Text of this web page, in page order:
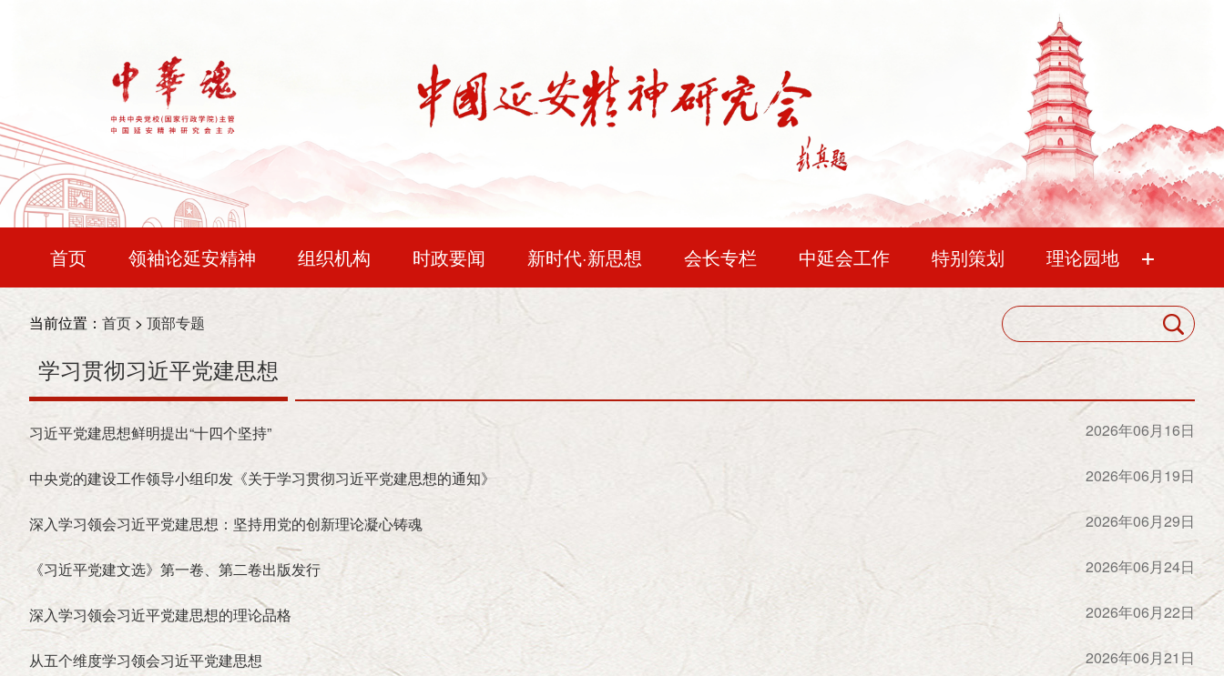
首页 领袖论延安精神 组织机构 时政要闻 新时代·新思想 会长专栏 中延会工作 特别策划 理论园地 +
未曾忘记
延会巡礼
清凉山杂谈
“在长期革命战争中，我们在正确的政治方向指导下，从分析实际情况出发，发扬革命和
拼命精神，严守纪律和自我牺牲精神，大公无私和先人后己精神，压倒一切敌人、压倒一切困
设，实现四个现代化，同样要在党中央的正确领导下，大大发扬这些精神。
会长：
王晨
常务副会长： 令狐安
靳诺（女）
副会长：
艾平 李慎明 杨胜群 林炎志 汪鸿雁(女) 李忠杰 刘建 李勇库 李卫
第六届研究会咨询委员会委员：
张全景
逄先知 刘京 储波 朱佳木 张启华(女) 陈小津
徐光春
黄晴宜(女) 李德水 张保庆 沙健孙 梁柱 王立平 陈登才
中国延安精神研究会
理事会
文化青年委员会
北京《中华魂》网络信息中心
北京延河弘扬
延安精神基金会
当前位置： 首页 > 顶部专题
学习贯彻习近平党建思想
习近平党建思想鲜明提出“十四个坚持” 2026年06月16日
中央党的建设工作领导小组印发《关于学习贯彻习近平党建思想的通知》 2026年06月19日
深入学习领会习近平党建思想：坚持用党的创新理论凝心铸魂 2026年06月29日
《习近平党建文选》第一卷、第二卷出版发行 2026年06月24日
深入学习领会习近平党建思想的理论品格 2026年06月22日
从五个维度学习领会习近平党建思想 2026年06月21日